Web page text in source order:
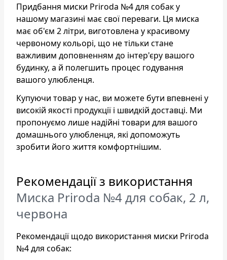
Придбання миски Priroda №4 для собак у
нашому магазині має свої переваги. Ця миска
має об'єм 2 літри, виготовлена у красивому
червоному кольорі, що не тільки стане
важливим доповненням до інтер'єру вашого
будинку, а й полегшить процес годування
вашого улюбленця.
Купуючи товар у нас, ви можете бути впевнені у
високій якості продукції і швидкій доставці. Ми
пропонуємо лише надійні товари для вашого
домашнього улюбленця, які допоможуть
зробити його життя комфортнішим.
Рекомендації з використання
Миска Priroda №4 для собак, 2 л,
червона
Рекомендації щодо використання миски Priroda
№4 для собак: